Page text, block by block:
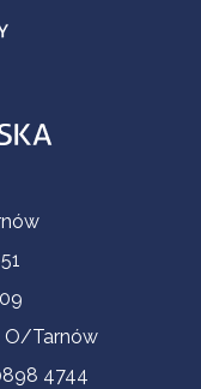
O/Tarnów
4744